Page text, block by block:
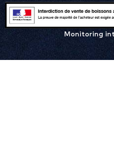
Monitoring